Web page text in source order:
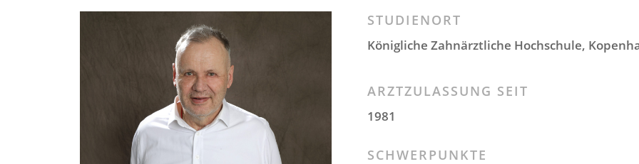
STUDIENORT
Königliche Zahnärztliche Hochschule,
ARZTZULASSUNG SEIT
1981
SCHWERPUNKTE